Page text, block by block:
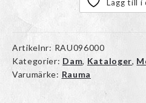
Lägg till i
Artikelnr: RAU096000
Kategorier: Dam, Kataloger,
Varumärke: Rauma